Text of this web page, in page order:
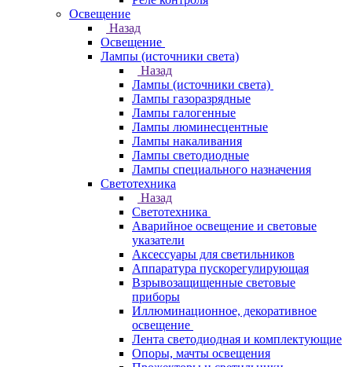
Освещение
Назад
Освещение
Лампы (источники света)
Назад
Лампы (источники света)
Лампы газоразрядные
Лампы галогенные
Лампы люминесцентные
Лампы накаливания
Лампы светодиодные
Лампы специального назначения
Светотехника
Назад
Светотехника
Аварийное освещение и световые
указатели
Аксессуары для светильников
Аппаратура пускорегулирующая
Взрывозащищенные световые
приборы
Иллюминационное, декоративное
освещение
Лента светодиодная и комплектующие
Опоры, мачты освещения